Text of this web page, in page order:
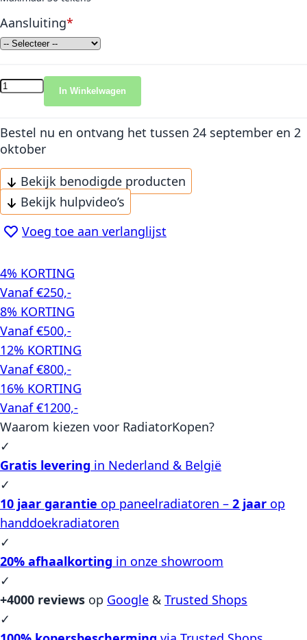
Aansluiting
In Winkelwagen
Bestel nu en ontvang het tussen 24 september en 2
oktober
Bekijk benodigde producten
Bekijk hulpvideo’s
Voeg toe aan verlanglijst
4% KORTING
Vanaf €250,-
8% KORTING
Vanaf €500,-
12% KORTING
Vanaf €800,-
16% KORTING
Vanaf €1200,-
Waarom kiezen voor RadiatorKopen?
✓
Gratis levering in Nederland & België
✓
10 jaar garantie op paneelradiatoren – 2 jaar op
handdoekradiatoren
✓
20% afhaalkorting in onze showroom
✓
+4000 reviews op Google & Trusted Shops
✓